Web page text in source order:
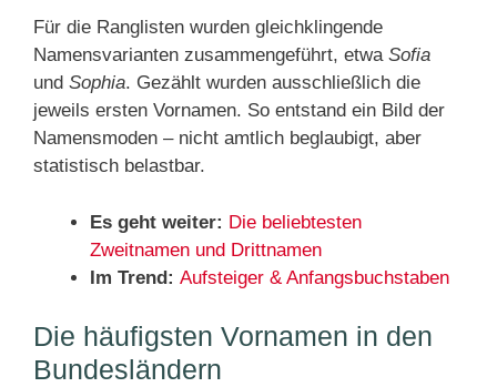
Für die Ranglisten wurden gleichklingende
Namensvarianten zusammengeführt, etwa Sofia
und Sophia. Gezählt wurden ausschließlich die
jeweils ersten Vornamen. So entstand ein Bild der
Namensmoden – nicht amtlich beglaubigt, aber
statistisch belastbar.
Es geht weiter: Die beliebtesten
Zweitnamen und Drittnamen
Im Trend: Aufsteiger & Anfangsbuchstaben
Die häufigsten Vornamen in den
Bundesländern